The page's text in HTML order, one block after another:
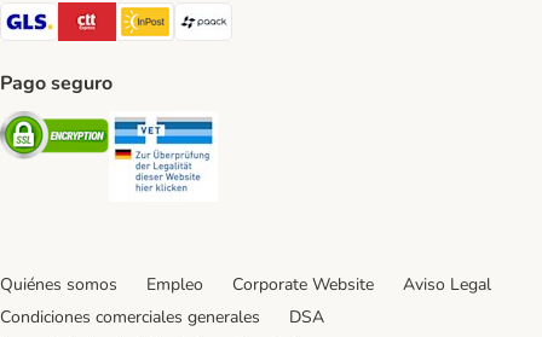
GLS Shipping Method
CTTExpress Shipping Method
InPost Shipping Method
Pago seguro
Security
Quiénes somos Empleo Corporate Website
Aviso Legal
Condiciones comerciales generales
DSA